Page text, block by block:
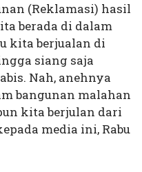
(Reklamasi) hasil
berada di dalam
kita berjualan di
siang saja
Nah, anehnya
bangunan malahan
kita berjulan dari
media ini, Rabu